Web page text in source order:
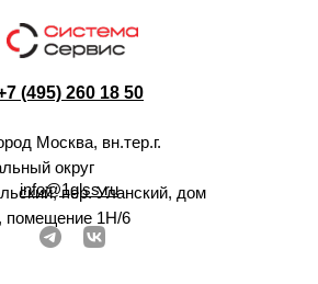
(495) 260 18 50
Москва, вн.тер.г.
округ
пер. Уланский, дом
помещение 1Н/6
info@1glss.ru